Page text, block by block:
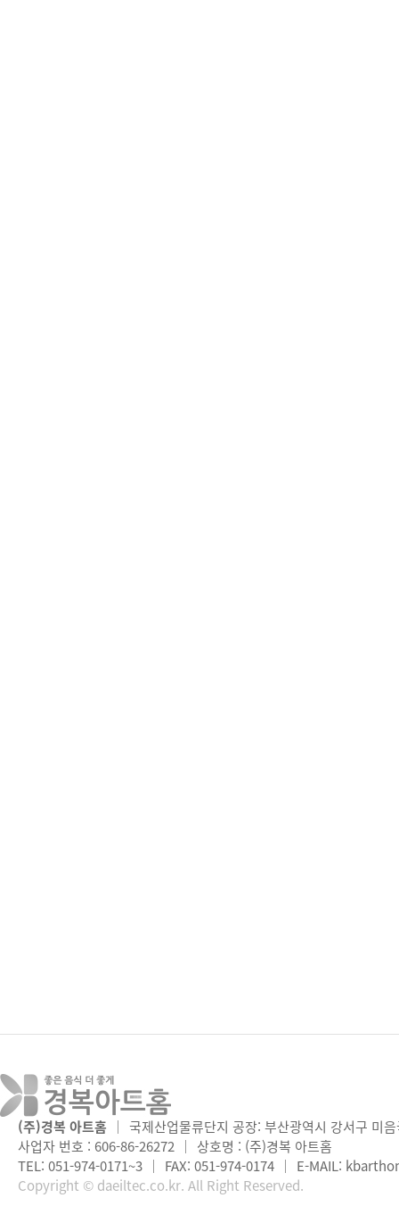
(주)경복 아트홈 ｜ 국제산업물류단지 공장: 부산광역시 강서구 미
사업자 번호 : 606-86-26272 ｜ 상호명 : (주)경복 아트홈
TEL: 051-974-0171~3 ｜ FAX: 051-974-0174 ｜ E-MAIL:
Copyright © daeiltec.co.kr. All Right Reserved.